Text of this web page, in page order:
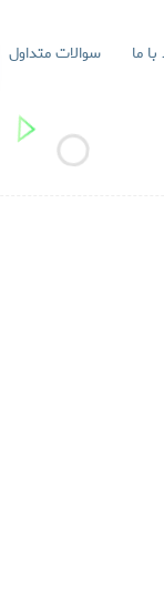
با ما سوالات متداول